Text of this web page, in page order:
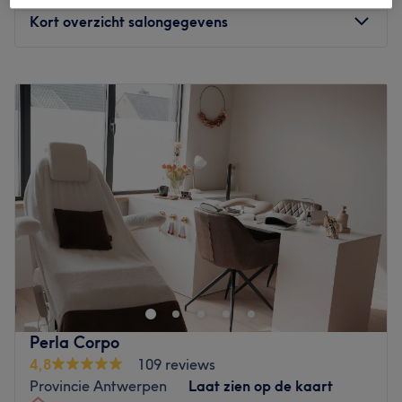
Kort overzicht salongegevens
Dinsdag
Woensdag
Donderdag
Vrijdag
Zaterdag
Gesloten
Schoonheidsinstituut Navada in Ekeren is een totaal
beauty concept waar jij je heerlijk kan laten verzorgen en
verwennen. Je kan hier dan ook terecht voor allerhande
klassieke schoonheidsbehandelingen zoals massages,
gelaatsverzorgingen, waxing, manicures,(medische)
pedicures en gel- en acrylnagels. Tevens zijn ze hier ook
gespecialiseerd in
teeth whitening al dan niet met een mooi tandkristal en
Perla Corpo
4,8
109 reviews
Provincie Antwerpen
Laat zien op de kaart